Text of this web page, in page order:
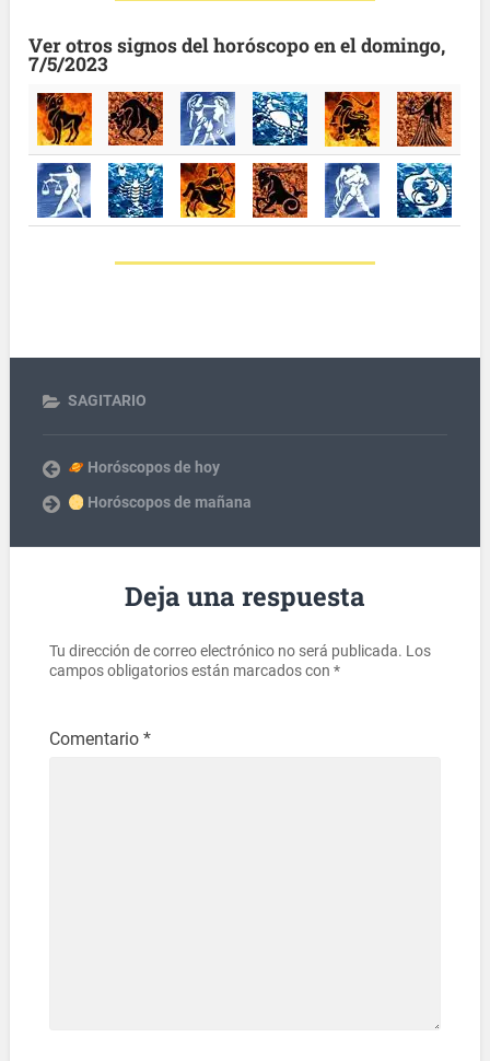
Ver otros signos del horóscopo en el domingo,
7/5/2023
SAGITARIO
Horóscopos de hoy
Horóscopos de mañana
Deja una respuesta
Tu dirección de correo electrónico no será publicada. Los
campos obligatorios están marcados con *
Comentario *